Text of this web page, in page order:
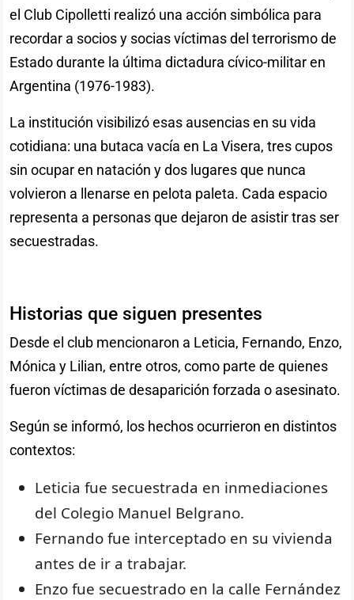
el Club Cipolletti realizó una acción simbólica para
recordar a socios y socias víctimas del terrorismo de
Estado durante la última dictadura cívico-militar en
Argentina (1976-1983).
La institución visibilizó esas ausencias en su vida
cotidiana: una butaca vacía en La Visera, tres cupos
sin ocupar en natación y dos lugares que nunca
volvieron a llenarse en pelota paleta. Cada espacio
representa a personas que dejaron de asistir tras ser
secuestradas.
Historias que siguen presentes
Desde el club mencionaron a Leticia, Fernando, Enzo,
Mónica y Lilian, entre otros, como parte de quienes
fueron víctimas de desaparición forzada o asesinato.
Según se informó, los hechos ocurrieron en distintos
contextos:
Leticia fue secuestrada en inmediaciones
del Colegio Manuel Belgrano.
Fernando fue interceptado en su vivienda
antes de ir a trabajar.
Enzo fue secuestrado en la calle Fernández